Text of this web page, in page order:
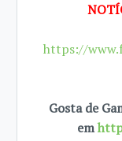
https://
Gosta de
em